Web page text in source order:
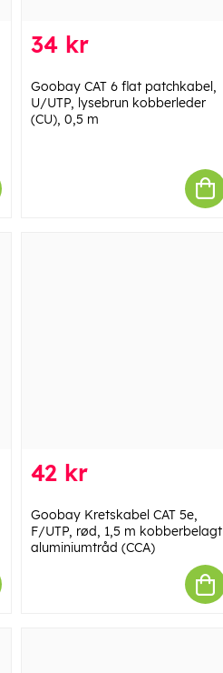
34 kr
Goobay CAT 6 flat patchkabel,
U/UTP, lysebrun kobberleder
(CU), 0,5 m
42 kr
Goobay Kretskabel CAT 5e,
F/UTP, rød, 1,5 m kobberbelagt
aluminiumtråd (CCA)